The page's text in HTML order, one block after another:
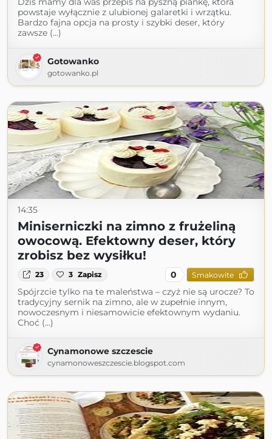
powstaje wyłącznie z ulubionej galaretki i wrzątku.
Bardzo fajna opcja na prosty i szybki deser, który
zawsze (...)
Gotowanko
gotowanko.pl
14:35
Miniserniczki na zimno z frużeliną
owocową. Efektowny deser, który
zrobisz bez wysiłku!
23 3 Zapisz 0 Smakowite
Spójrzcie tylko na te maleństwa – czyż nie są urocze? To
tradycyjny sernik na zimno, ale w zupełnie innym,
nowoczesnym i niesamowicie efektownym wydaniu.
Choć (...)
Cynamonowe szczescie
cynamonoweszczescie.blogspot.com